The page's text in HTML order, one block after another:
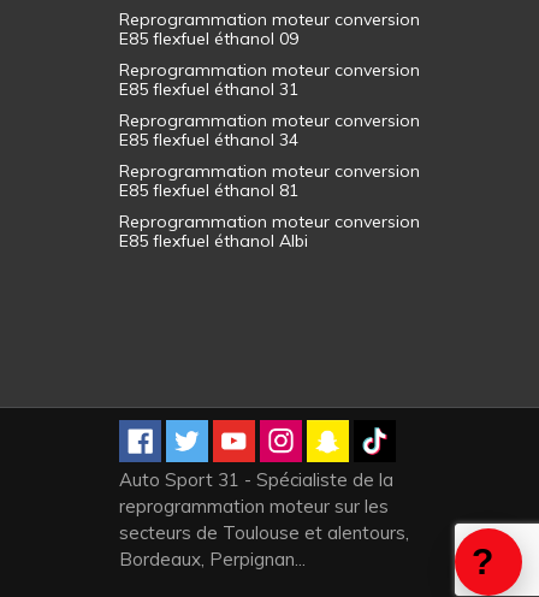
Reprogrammation moteur conversion
E85 flexfuel éthanol 09
Reprogrammation moteur conversion
E85 flexfuel éthanol 31
Reprogrammation moteur conversion
E85 flexfuel éthanol 34
Reprogrammation moteur conversion
E85 flexfuel éthanol 81
Reprogrammation moteur conversion
E85 flexfuel éthanol Albi
Auto Sport 31 - Spécialiste de la
reprogrammation moteur sur les
secteurs de Toulouse et alentours,
Bordeaux, Perpignan...